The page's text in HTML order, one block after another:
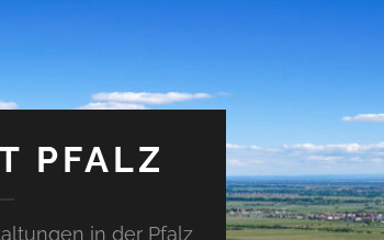
PFALZ
in der Pfalz